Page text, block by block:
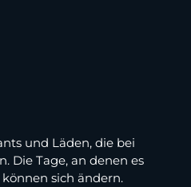
und Läden, die bei
Die Tage, an denen es
sich ändern.